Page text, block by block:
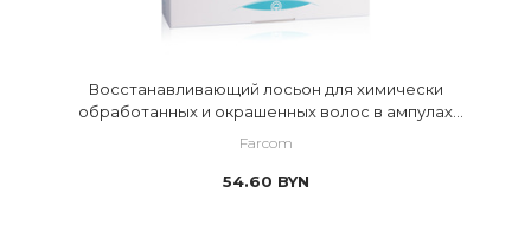
Восстанавливающий лосьон для химически
обработанных и окрашенных волос в ампулах
Farcom
54.60 BYN